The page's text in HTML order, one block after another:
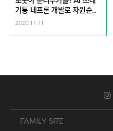
기통 네프론 개발로 자원순환
가속화 l 김정빈 수퍼빈 대표
2020.11.11